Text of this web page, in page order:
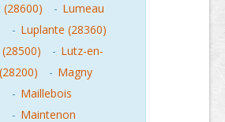
(28600)
- Lumeau
- Luplante (28360)
- Lutz-en-
- Magny
- Maillebois
- Maintenon